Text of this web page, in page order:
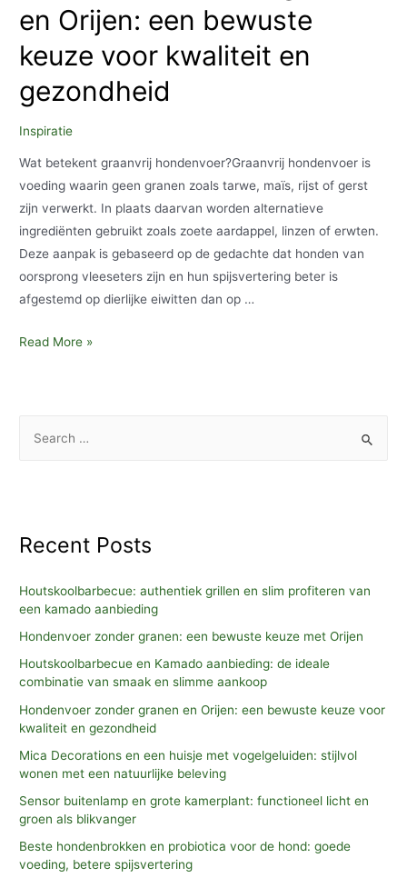
h
o
Recent Posts
Houtskoolbarbecue: authentiek grillen en slim profiteren van
een kamado aanbieding
Hondenvoer zonder granen: een bewuste keuze met Orijen
Houtskoolbarbecue en Kamado aanbieding: de ideale
combinatie van smaak en slimme aankoop
Hondenvoer zonder granen en Orijen: een bewuste keuze voor
kwaliteit en gezondheid
Mica Decorations en een huisje met vogelgeluiden: stijlvol
wonen met een natuurlijke beleving
Sensor buitenlamp en grote kamerplant: functioneel licht en
groen als blikvanger
Beste hondenbrokken en probiotica voor de hond: goede
voeding, betere spijsvertering
en Orijen: een bewuste
keuze voor kwaliteit en
gezondheid
Inspiratie
Wat betekent graanvrij hondenvoer?Graanvrij hondenvoer is
voeding waarin geen granen zoals tarwe, maïs, rijst of gerst
zijn verwerkt. In plaats daarvan worden alternatieve
ingrediënten gebruikt zoals zoete aardappel, linzen of erwten.
Deze aanpak is gebaseerd op de gedachte dat honden van
oorsprong vleeseters zijn en hun spijsvertering beter is
afgestemd op dierlijke eiwitten dan op …
Hondenvoer
Orijen:
kwaliteit
gezondheid
Read More »